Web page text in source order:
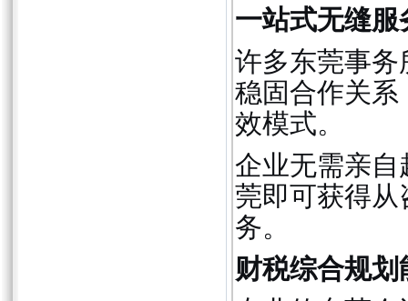
一站式无缝服
许多东莞事
稳固合作关系
效模式。
企业无需亲
莞即可获得
务。
财税综合规划